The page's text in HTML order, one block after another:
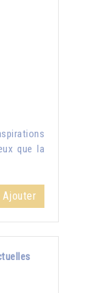
que la
Ajouter